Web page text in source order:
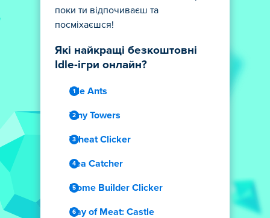
поки ти відпочиваєш та
посміхаєшся!
Які найкращі безкоштовні
Idle-ігри онлайн?
Idle Ants
Tiny Towers
Wheat Clicker
Sea Catcher
Home Builder Clicker
Day of Meat: Castle